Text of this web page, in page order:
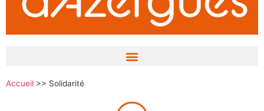
Accueil >> Solidarité